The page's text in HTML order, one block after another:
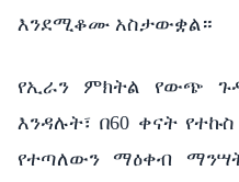
እንደሚቆሙ አስታውቋል።
የኢራን ምክትል የውጭ
እንዳሉት፣ በ60 ቀናት
የተጣለውን ማዕቀብ